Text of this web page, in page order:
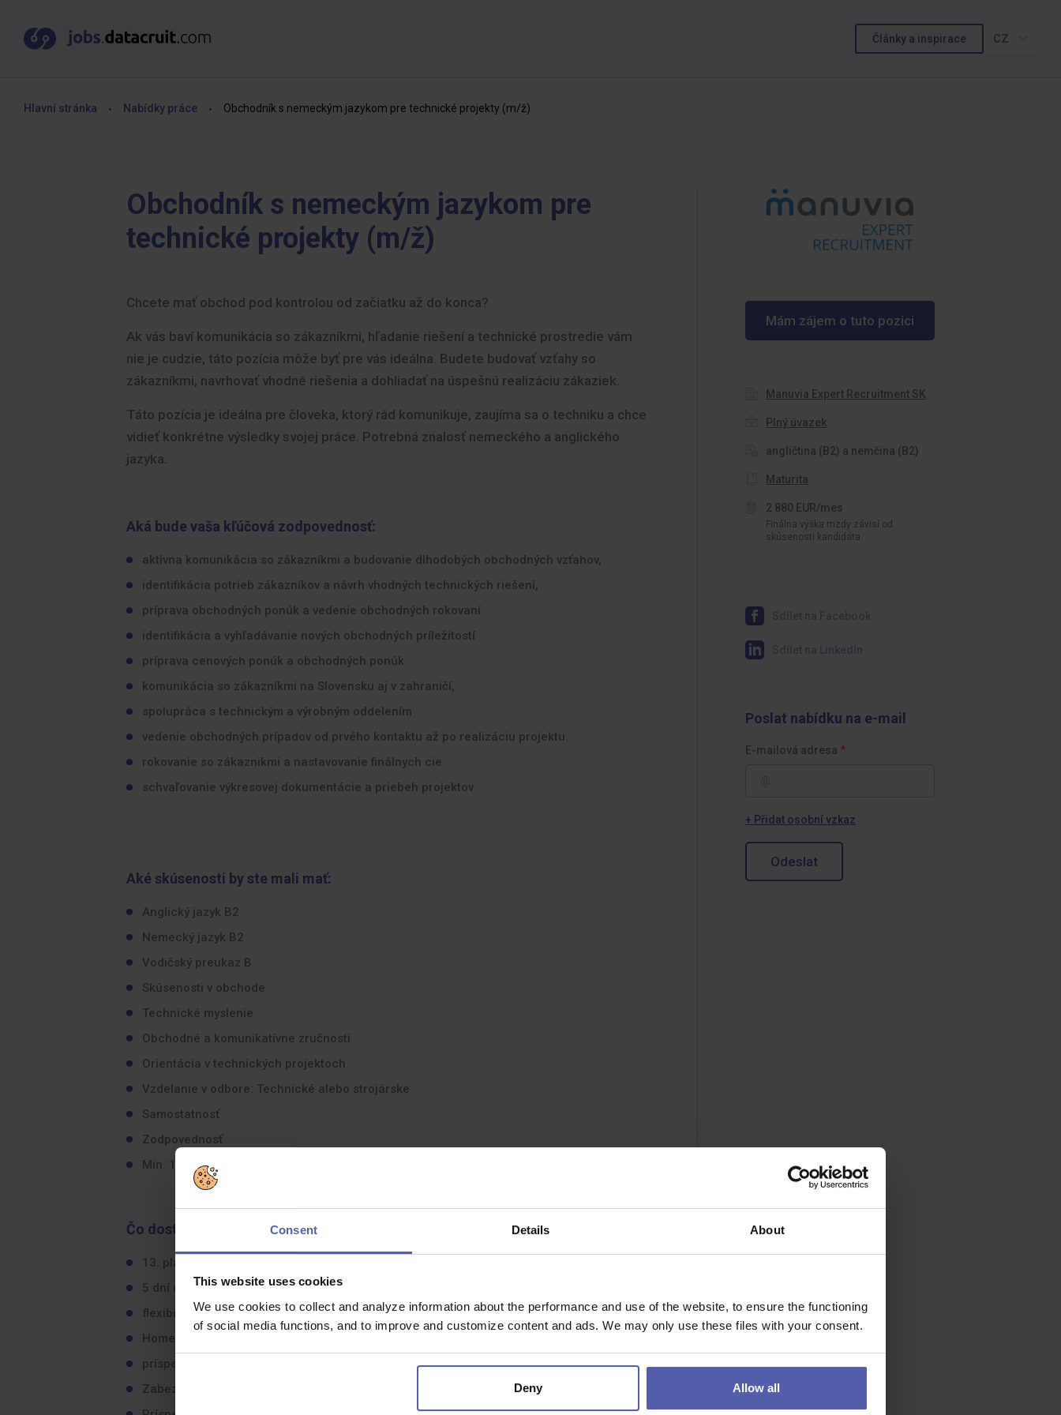
Consent Details About
This website uses cookies
We use cookies to collect and analyze information about the performance and use of the website, to ensure the functioning
of social media functions, and to improve and customize content and ads. We may only use these files with your consent.
Deny Allow all
Články a inspirace CZ
Hlavní stránka Nabídky práce Obchodník s nemeckým jazykom pre technické projekty (m/ž)
Obchodník s nemeckým jazykom pre
technické projekty (m/ž)
Mám zájem o tuto pozici
Manuvia Expert Recruitment SK
Plný úvazek
angličtina (B2) a nemčina (B2)
Maturita
2 880 EUR/mes
Finálna výška mzdy závisí od
skúsenosti kandidáta.
Chcete mať obchod pod kontrolou od začiatku až do konca?
Ak vás baví komunikácia so zákazníkmi, hľadanie riešení a technické prostredie vám
nie je cudzie, táto pozícia môže byť pre vás ideálna. Budete budovať vzťahy so
zákazníkmi, navrhovať vhodné riešenia a dohliadať na úspešnú realizáciu zákaziek.
Táto pozícia je ideálna pre človeka, ktorý rád komunikuje, zaujíma sa o techniku a chce
vidieť konkrétne výsledky svojej práce. Potrebná znalosť nemeckého a anglického
jazyka.
Aká bude vaša kľúčová zodpovednosť:
aktívna komunikácia so zákazníkmi a budovanie dlhodobých obchodných vzťahov,
identifikácia potrieb zákazníkov a návrh vhodných technických riešení,
príprava obchodných ponúk a vedenie obchodných rokovaní
identifikácia a vyhľadávanie nových obchodných príležitostí
príprava cenových ponúk a obchodných ponúk
komunikácia so zákazníkmi na Slovensku aj v zahraničí,
spolupráca s technickým a výrobným oddelením
vedenie obchodných prípadov od prvého kontaktu až po realizáciu projektu.
rokovanie so zákaznikmi a nastavovanie finálnych cie
schvaľovanie výkresovej dokumentácie a priebeh projektov
Aké skúsenosti by ste mali mať:
Anglický jazyk B2
Nemecký jazyk B2
Vodičský preukaz B
Skúsenosti v obchode
Technické myslenie
Obchodné a komunikatívne zručnosti
Orientácia v technických projektoch
Vzdelanie v odbore: Technické alebo strojárske
Samostatnosť
Zodpovednosť
Min. 1 rok skúsenosti s predajom
Čo dostanete na oplátku:
13. plat,
5 dní dovolenky navyše,
flexibilný pracovný čas,
Home office
príspevok do DDS
Zabezpečené stravné
Poslat nabídku na e-mail
E-mailová adresa
+ Přidat osobní vzkaz
Odeslat